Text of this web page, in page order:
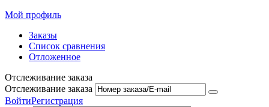
Мой профиль
Заказы
Список сравнения
Отложенное
Отслеживание заказа
Отслеживание заказа
ВойтиРегистрация